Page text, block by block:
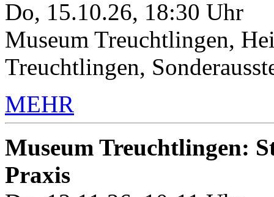
Do, 15.10.26, 18:30 Uhr
Museum Treuchtlingen,
Treuchtlingen,
MEHR
Museum Treuchtlingen:
Praxis